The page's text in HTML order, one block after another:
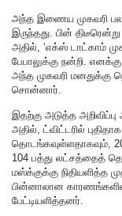
அந்த இணைய முகவரி
இருந்தது. பின்
அதில், ‘எக்ஸ் டாட்காம்
பேபாலுக்கு நன்றி.
அந்த முகவரி மனதுக்கு
சொன்னார்.
இதற்கு அடுத்த
அதில், ட்விட்டரில்
104 பத்து லட்சத்தைத்
மஸ்க்குக்கு நிதியளித்த
பின்னாலான
பேட்டியளித்தனர்.